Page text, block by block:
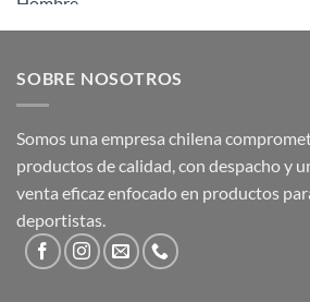
SOBRE NOSOTROS
Somos una empresa chilena
productos de calidad, con despacho y
venta eficaz enfocado en productos
deportistas.